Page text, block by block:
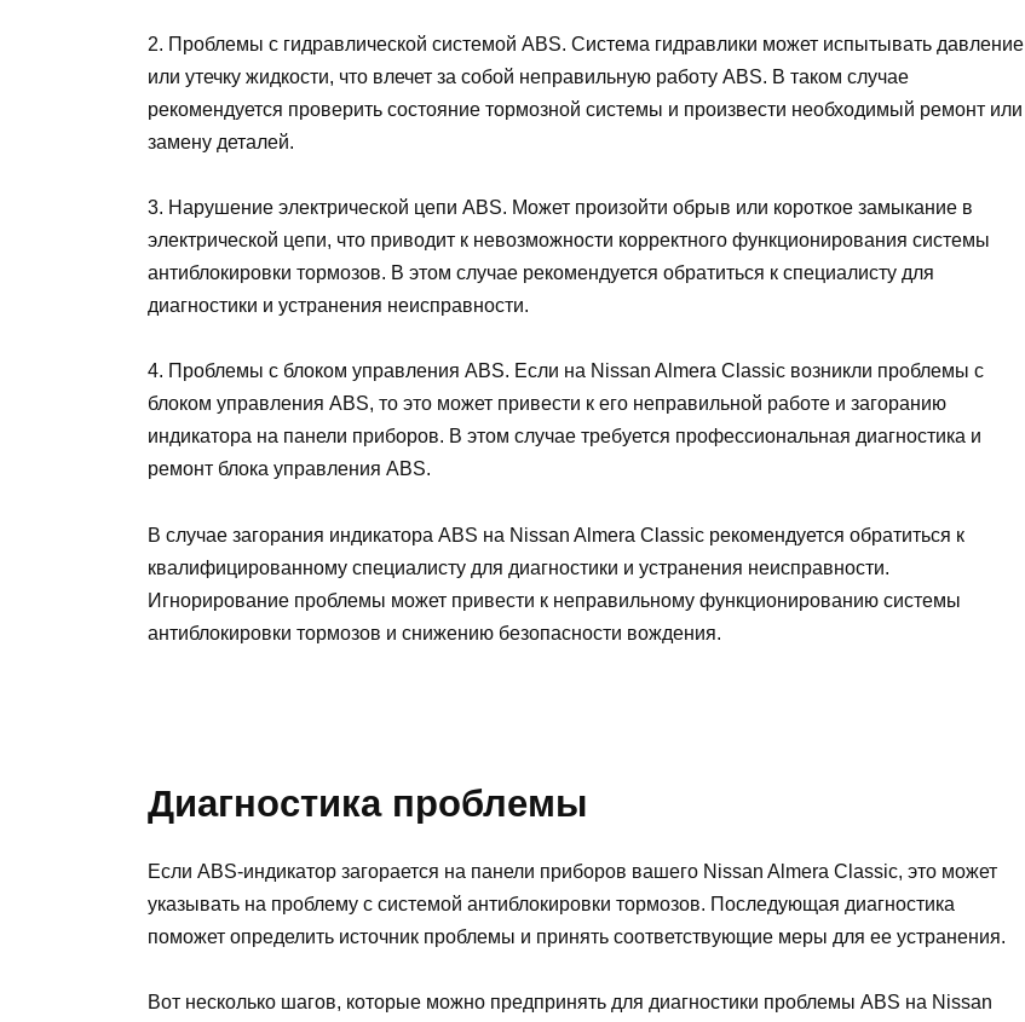
2. Проблемы с гидравлической системой ABS. Система гидравлики может испытывать давление
или утечку жидкости, что влечет за собой неправильную работу ABS. В таком случае
рекомендуется проверить состояние тормозной системы и произвести необходимый ремонт или
замену деталей.
3. Нарушение электрической цепи ABS. Может произойти обрыв или короткое замыкание в
электрической цепи, что приводит к невозможности корректного функционирования системы
антиблокировки тормозов. В этом случае рекомендуется обратиться к специалисту для
диагностики и устранения неисправности.
4. Проблемы с блоком управления ABS. Если на Nissan Almera Classic возникли проблемы с
блоком управления ABS, то это может привести к его неправильной работе и загоранию
индикатора на панели приборов. В этом случае требуется профессиональная диагностика и
ремонт блока управления ABS.
В случае загорания индикатора ABS на Nissan Almera Classic рекомендуется обратиться к
квалифицированному специалисту для диагностики и устранения неисправности.
Игнорирование проблемы может привести к неправильному функционированию системы
антиблокировки тормозов и снижению безопасности вождения.
Диагностика проблемы
Если ABS-индикатор загорается на панели приборов вашего Nissan Almera Classic, это может
указывать на проблему с системой антиблокировки тормозов. Последующая диагностика
поможет определить источник проблемы и принять соответствующие меры для ее устранения.
Вот несколько шагов, которые можно предпринять для диагностики проблемы ABS на Nissan